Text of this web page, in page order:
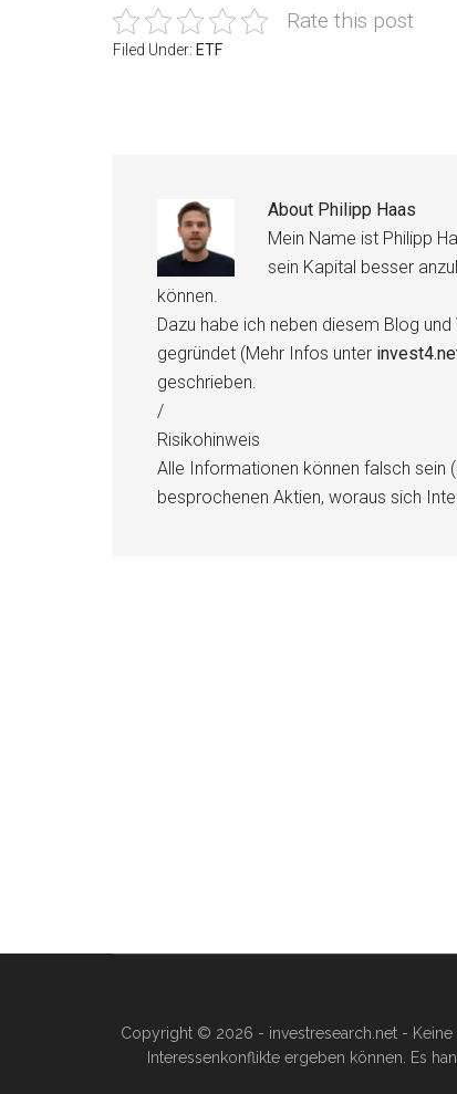
Rate this post
Filed Under: ETF
About Philipp Haas
Mein Name ist Philipp
sein Kapital besser
können.
Dazu habe ich neben diesem Blog
gegründet (Mehr Infos unter
geschrieben.
/
Risikohinweis
Alle Informationen können falsch sein
besprochenen Aktien, woraus sich
Copyright © 2026 - investresearch.net -
Interessenkonflikte ergeben können. Es